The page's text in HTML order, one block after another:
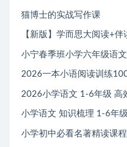
猫博士的实战写作课
【新版】学而思大阅读+
小宁春季班小学六年级语文
2026一本小语阅读训练
2026小学语文 1-6年级 高
小学语文 知识梳理 1-6年
小学初中必看名著精读课程